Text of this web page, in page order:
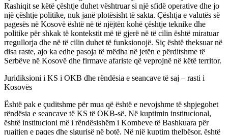
Rashiqit se këtë çështje duhet vështruar si një sfidë operative dhe jo
një çështje politike, nuk janë plotësisht të sakta. Çështja e valutës së
pagesës në Kosovë është në të njëjtën kohë çështje teknike dhe
politike për shkak të kontekstit më të gjerë në të cilin është miratuar
rregullorja dhe në të cilin duhet të funksionojë. Siç është theksuar në
disa raste, ajo ka edhe pasoja të mëdha në jetën e përditshme të
Serbëve në Kosovë dhe firmave afariste që veprojnë në këtë territor.
Juridiksioni i KS i OKB dhe rëndësia e seancave të saj – rasti i
Kosovës
Është pak e çuditshme për mua që është e nevojshme të shpjegohet
rëndësia e seancave të KS të OKB-së. Në kuptimin institucional,
është institucioni më i rëndësishëm i Kombeve të Bashkuara për
ruajtjen e paqes dhe sigurisë në botë. Në një kuptim thelbësor, është